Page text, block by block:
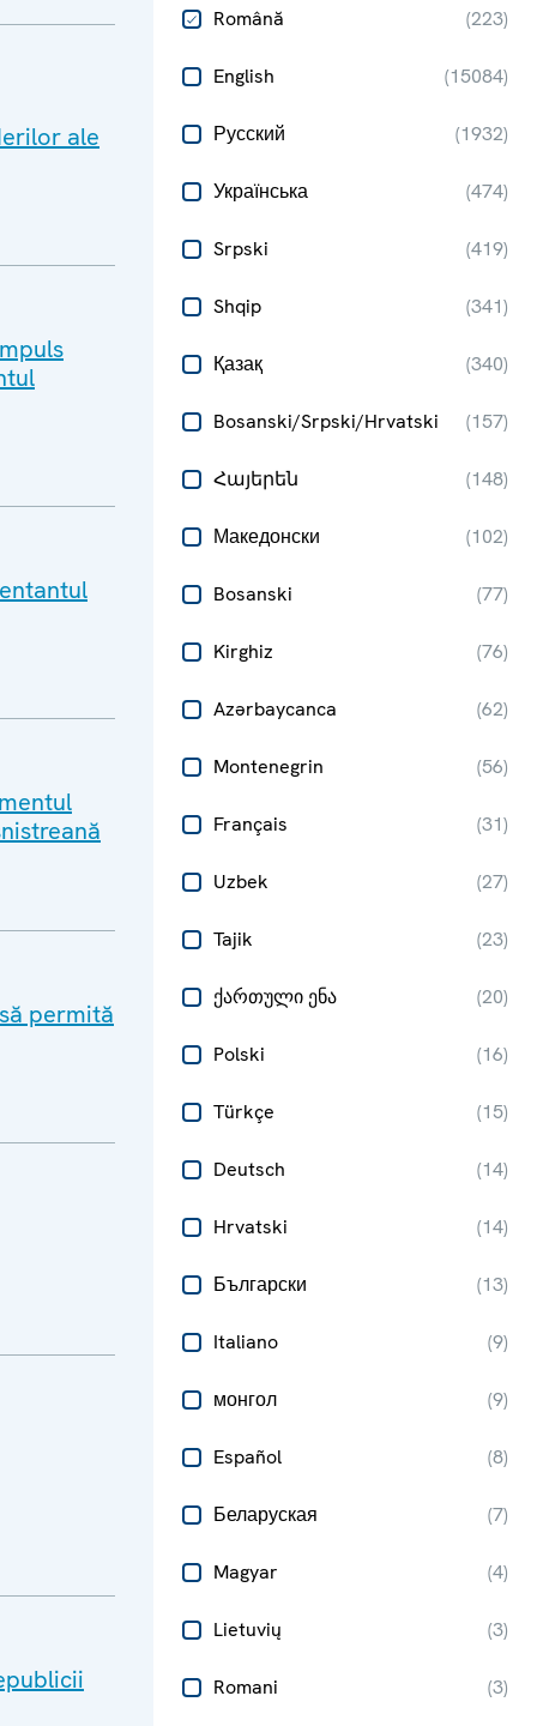
Română (223)
English (15084)
Русский (1932)
Українська (474)
Srpski (419)
Shqip (341)
Қазақ (340)
Bosanski/Srpski/Hrvatski (157)
Հայերեն (148)
Македонски (102)
Bosanski (77)
Kirghiz (76)
Azərbaycanca (62)
Montenegrin (56)
Français (31)
Uzbek (27)
Tajik (23)
ქართული ენა (20)
Polski (16)
Türkçe (15)
Deutsch (14)
Hrvatski (14)
Български (13)
Italiano (9)
монгол (9)
Español (8)
Беларуская (7)
Magyar (4)
Lietuvių (3)
Romani (3)
ale
permită